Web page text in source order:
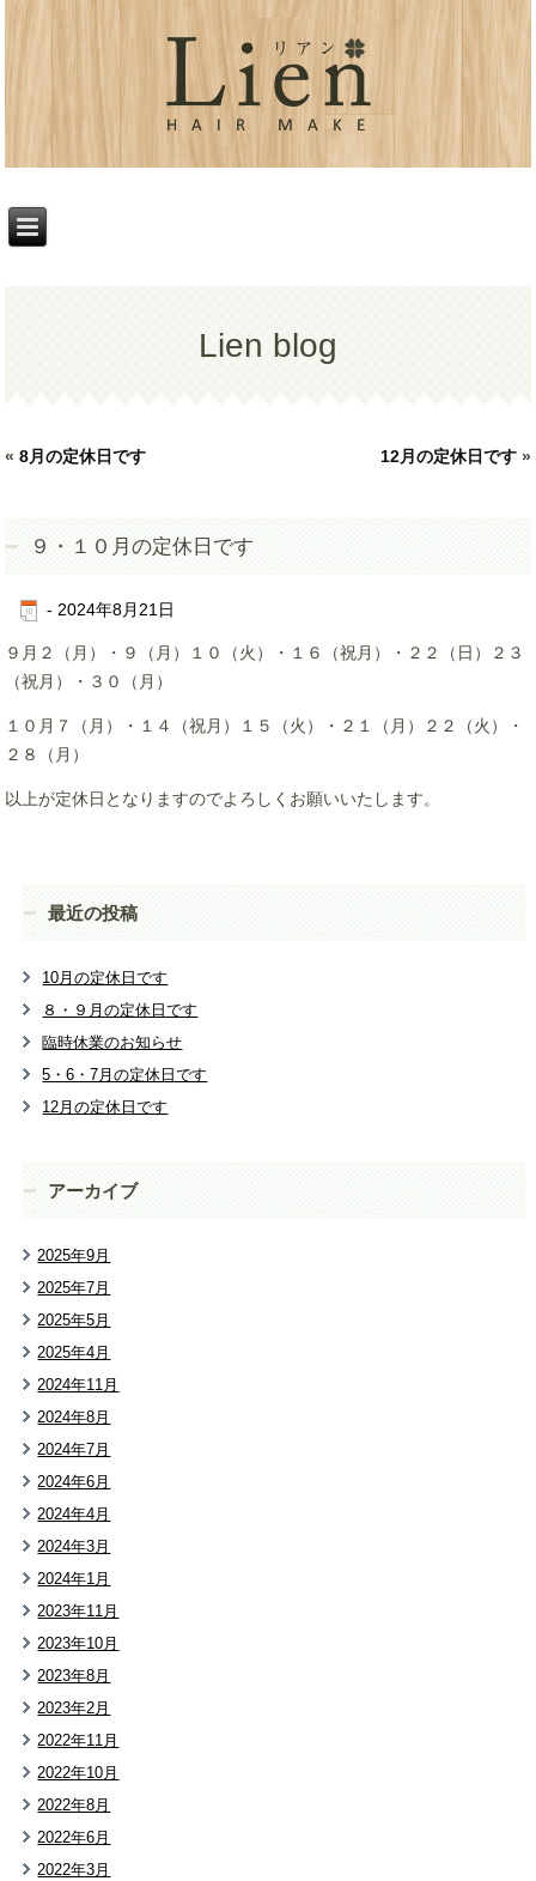
Lien blog
«8月の定休日です 12月の定休日です»
９・１０月の定休日です
- 2024年8月21日
９月２（月）・９（月）１０（火）・１６（祝月）・２２（日）２３
（祝月）・３０（月）
１０月７（月）・１４（祝月）１５（火）・２１（月）２２（火）・
２８（月）
以上が定休日となりますのでよろしくお願いいたします。
最近の投稿
10月の定休日です
８・９月の定休日です
臨時休業のお知らせ
5・6・7月の定休日です
12月の定休日です
アーカイブ
2025年9月
2025年7月
2025年5月
2025年4月
2024年11月
2024年8月
2024年7月
2024年6月
2024年4月
2024年3月
2024年1月
2023年11月
2023年10月
2023年8月
2023年2月
2022年11月
2022年10月
2022年8月
2022年6月
2022年3月